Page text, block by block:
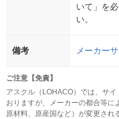
いて」を
い。
備考 メーカー
ご注意【免責】
アスクル（LOHACO）では、サ
おりますが、メーカーの都合等に
原材料、原産国など）が変更され